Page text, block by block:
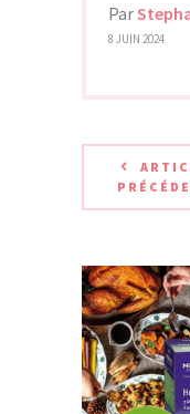
Par
8 JUIN 2024